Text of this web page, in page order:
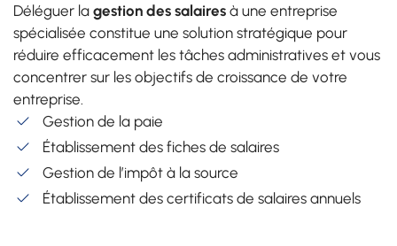
Déléguer la gestion des salaires à une entreprise
spécialisée constitue une solution stratégique pour
réduire efficacement les tâches administratives et vous
concentrer sur les objectifs de croissance de votre
entreprise.
Gestion de la paie
Établissement des fiches de salaires
Gestion de l’impôt à la source
Établissement des certificats de salaires annuels